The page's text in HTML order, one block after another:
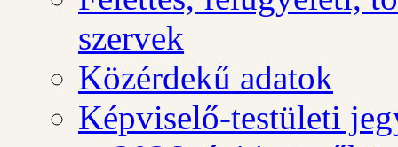
szervek
Közérdekű adatok
Képviselő-testületi